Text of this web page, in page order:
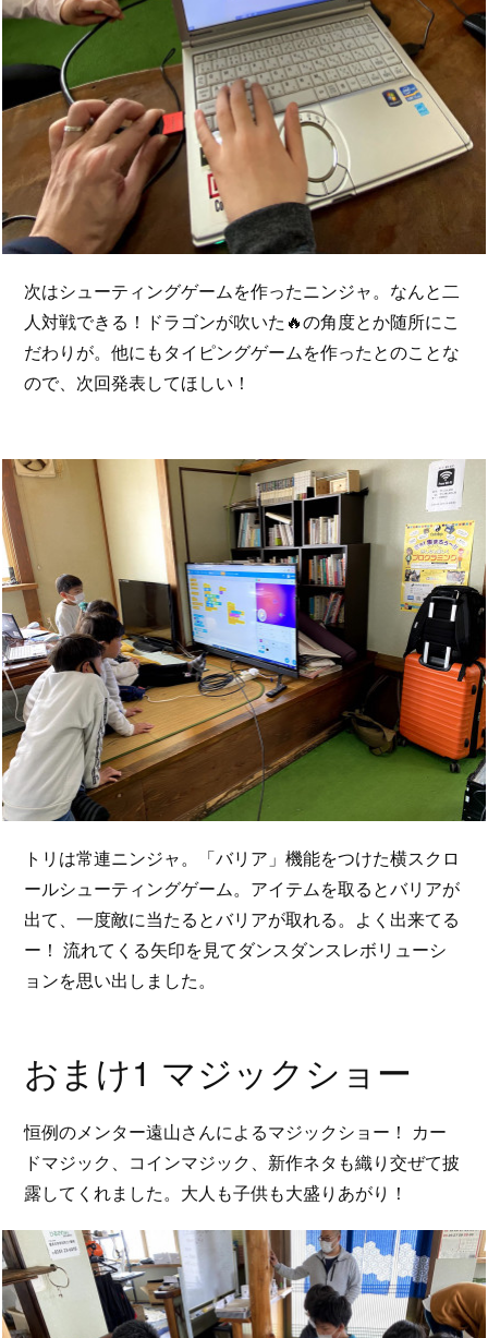
次はシューティングゲームを作ったニンジャ。なんと二
人対戦できる！ドラゴンが吹いた🔥の角度とか随所にこ
だわりが。他にもタイピングゲームを作ったとのことな
ので、次回発表してほしい！
トリは常連ニンジャ。「バリア」機能をつけた横スクロ
ールシューティングゲーム。アイテムを取るとバリアが
出て、一度敵に当たるとバリアが取れる。よく出来てる
ー！ 流れてくる矢印を見てダンスダンスレボリューシ
ョンを思い出しました。
おまけ1 マジックショー
恒例のメンター遠山さんによるマジックショー！ カー
ドマジック、コインマジック、新作ネタも織り交ぜて披
露してくれました。大人も子供も大盛りあがり！